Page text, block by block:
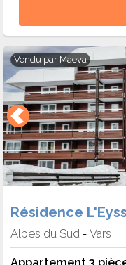
Vendu par Maeva
Résidence
Alpes du Sud - Vars